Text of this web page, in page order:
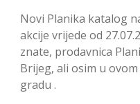
Novi Planika katalog
akcije vrijede od
znate, prodavnica
Brijeg, ali osim u
gradu .